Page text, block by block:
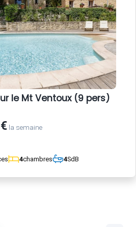
le Mt Ventoux (9 pers)
la semaine
4chambres 4SdB